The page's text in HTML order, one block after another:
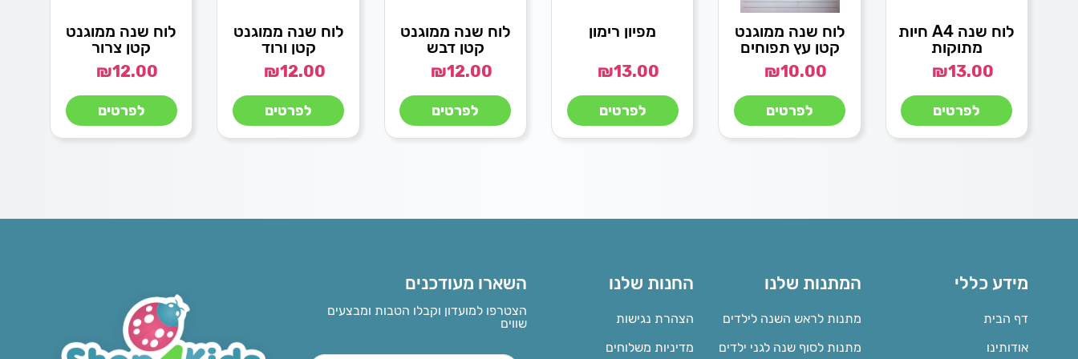
לוח שנה A4 חיות
מתוקות
₪13.00
לפרטים
לוח שנה ממוגנט
קטן עץ תפוחים
₪10.00
לפרטים
מפיון רימון
₪13.00
לפרטים
לוח שנה ממוגנט
קטן דבש
₪12.00
לפרטים
לוח שנה ממוגנט
קטן ורוד
₪12.00
לפרטים
לוח שנה ממוגנט
קטן צרור
₪12.00
לפרטים
מידע כללי
דף הבית
אודותינו
המתנות שלנו
מתנות לראש השנה לילדים
מתנות לסוף שנה לגני ילדים
החנות שלנו
הצהרת נגישות
מדיניות משלוחים
השארו מעודכנים
הצטרפו למועדון וקבלו הטבות ומבצעים
שווים